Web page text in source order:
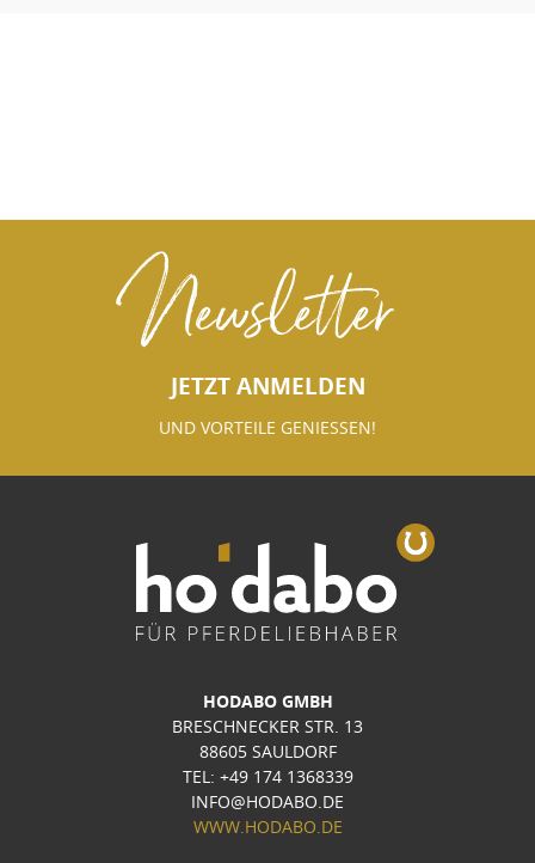
Newsletter
JETZT ANMELDEN
UND VORTEILE GENIESSEN!
HODABO GMBH
BRESCHNECKER STR. 13
88605 SAULDORF
TEL: +49 174 1368339
INFO@HODABO.DE
WWW.HODABO.DE